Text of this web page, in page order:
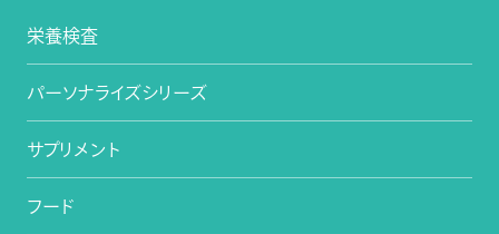
栄養検査
パーソナライズシリーズ
サプリメント
フード